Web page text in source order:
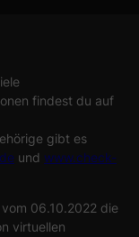
findest du auf
gibt es
und www.check-
06.10.2022 die
virtuellen